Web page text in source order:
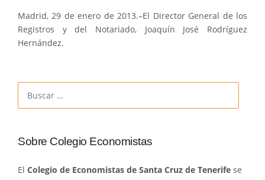
Madrid, 29 de enero de 2013.–El Director General de los
Registros y del Notariado, Joaquín José Rodríguez
Hernández.
Sobre Colegio Economistas
El Colegio de Economistas de Santa Cruz de Tenerife se